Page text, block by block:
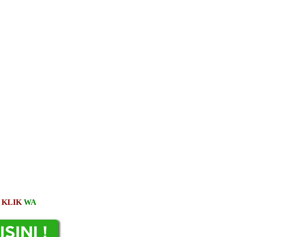
KLIK WA